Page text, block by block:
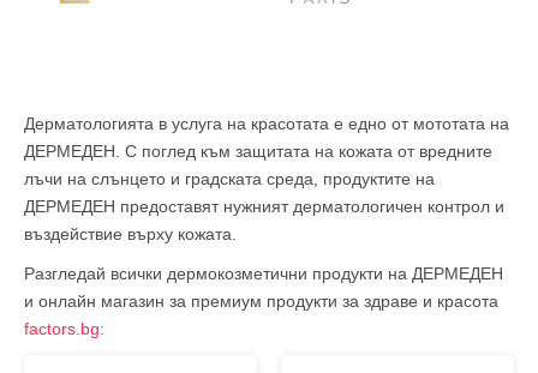
Дерматологията в услуга на красотата е едно от мототата на
ДЕРМЕДЕН. С поглед към защитата на кожата от вредните
лъчи на слънцето и градската среда, продуктите на
ДЕРМЕДЕН предоставят нужният дерматологичен контрол и
въздействие върху кожата.
Разгледай всички дермокозметични продукти на ДЕРМЕДЕН
и онлайн магазин за премиум продукти за здраве и красота
factors.bg: